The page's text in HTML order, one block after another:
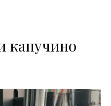
капучино